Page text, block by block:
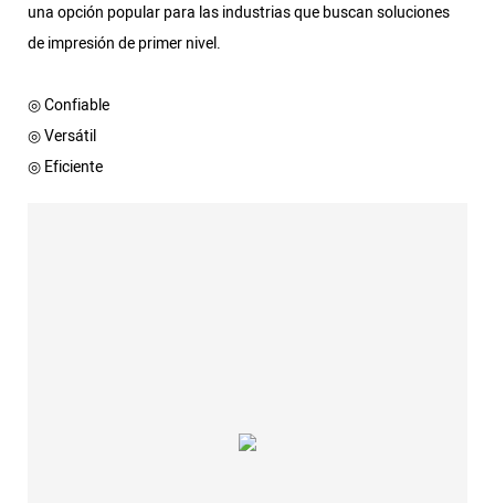
una opción popular para las industrias que buscan soluciones
de impresión de primer nivel.
◎ Confiable
◎ Versátil
◎ Eficiente